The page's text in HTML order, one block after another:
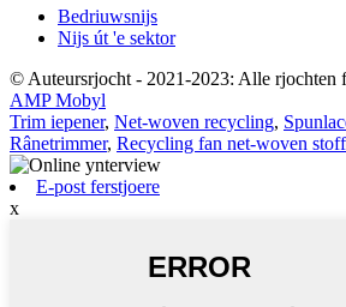
Bedriuwsnijs
Nijs út 'e sektor
© Auteursrjocht - 2021-2023: Alle rjochten
AMP Mobyl
Trim iepener, Net-woven recycling,
Rânetrimmer, Recycling fan net-woven
E-post ferstjoere
x